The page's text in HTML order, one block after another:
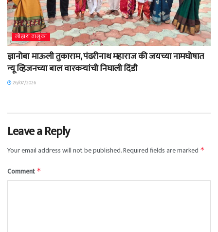
लोहारा तालुका
ज्ञानोबा माऊली तुकाराम, पंढरीनाथ महाराज की जयच्या नामघोषात
न्यू व्हिजनच्या बाल वारकऱ्यांची निघाली दिंडी
26/07/2026
Leave a Reply
Your email address will not be published.Required fields are marked *
Comment *